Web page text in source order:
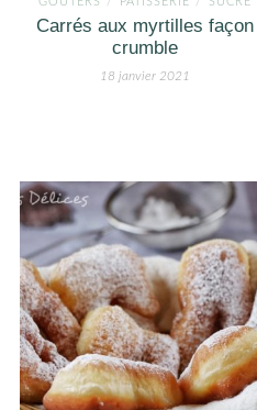
Carrés aux myrtilles façon
crumble
18 janvier 2021